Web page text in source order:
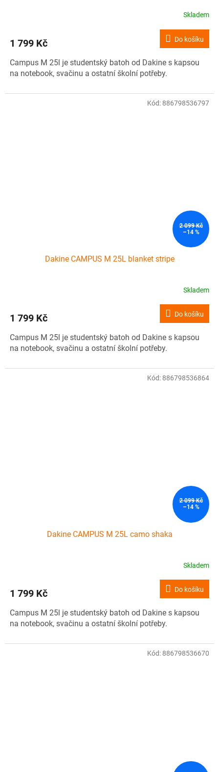
Skladem
1 799 Kč Do košíku
Campus M 25l je studentský batoh od Dakine s kapsou
na notebook, svačinu a ostatní školní potřeby.
2 099 Kč
–14 %
Dakine CAMPUS M 25L blanket stripe
Skladem
1 799 Kč Do košíku
Campus M 25l je studentský batoh od Dakine s kapsou
na notebook, svačinu a ostatní školní potřeby.
Kód: 886798536797
2 099 Kč
–14 %
Dakine CAMPUS M 25L camo shaka
Skladem
1 799 Kč Do košíku
Campus M 25l je studentský batoh od Dakine s kapsou
na notebook, svačinu a ostatní školní potřeby.
Kód: 886798536864
Kód: 886798536670